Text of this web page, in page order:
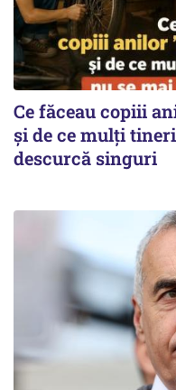
Ce făceau copiii
și de ce mulți
descurcă singuri